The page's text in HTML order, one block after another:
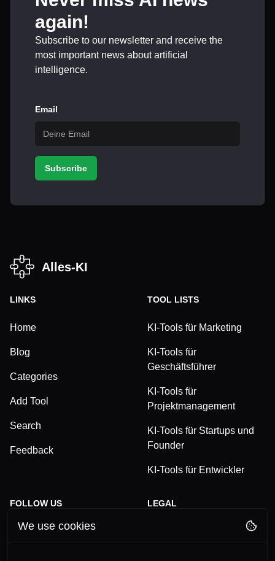
again!
Subscribe to our newsletter and receive the
most important news about artificial
intelligence.
Email
Subscribe
Alles-KI
LINKS
Home
Blog
Categories
Add Tool
Search
Feedback
TOOL LISTS
KI-Tools für Marketing
KI-Tools für
Geschäftsführer
KI-Tools für
Projektmanagement
KI-Tools für Startups und
Founder
KI-Tools für Entwickler
FOLLOW US
TikTok
LEGAL
We use cookies